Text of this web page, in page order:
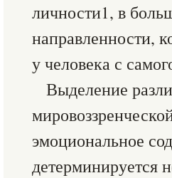
личности1, в
направленности,
у человека с
Выделение
эмоциональное
детерминируется